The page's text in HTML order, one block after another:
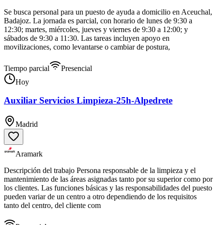
Se busca personal para un puesto de ayuda a domicilio en Aceuchal,
Badajoz. La jornada es parcial, con horario de lunes de 9:30 a
12:30; martes, miércoles, jueves y viernes de 9:30 a 12:00; y
sábados de 9:30 a 11:30. Las tareas incluyen apoyo en
movilizaciones, como levantarse o cambiar de postura,
Tiempo parcial
Presencial
Hoy
Auxiliar Servicios Limpieza-25h-Alpedrete
Madrid
Aramark
Descripción del trabajo Persona responsable de la limpieza y el
mantenimiento de las áreas asignadas tanto por su superior como por
los clientes. Las funciones básicas y las responsabilidades del puesto
pueden variar de un centro a otro dependiendo de los requisitos
tanto del centro, del cliente com